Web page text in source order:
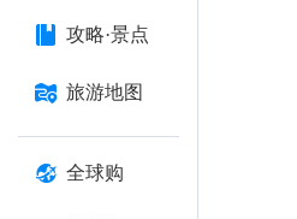
攻略·景点
旅游地图
全球购